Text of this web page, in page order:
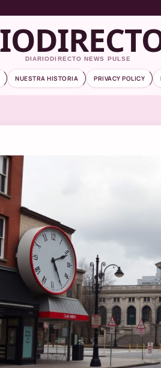
DIARIODIRECTO NEWS PULSE
NUESTRA HISTORIA PRIVACY POLICY